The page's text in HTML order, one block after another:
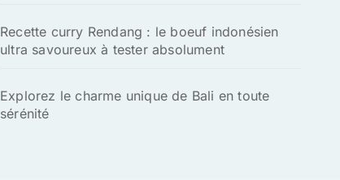
Recette curry Rendang : le boeuf indonésien
ultra savoureux à tester absolument
Explorez le charme unique de Bali en toute
sérénité